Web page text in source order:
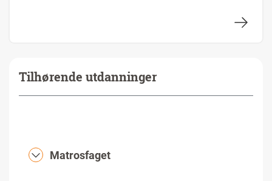
Tilhørende utdanninger
Matrosfaget